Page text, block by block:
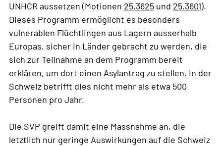
UNHCR aussetzen (Motionen 25.3625 und 25.3601).
Dieses Programm ermöglicht es besonders
vulnerablen Flüchtlingen aus Lagern ausserhalb
Europas, sicher in Länder gebracht zu werden, die
sich zur Teilnahme an dem Programm bereit
erklären, um dort einen Asylantrag zu stellen. In der
Schweiz betrifft dies nicht mehr als etwa 500
Personen pro Jahr.
Die SVP greift damit eine Massnahme an, die
letztlich nur geringe Auswirkungen auf die Schweiz